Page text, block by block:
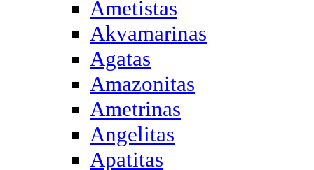
Ametistas
Akvamarinas
Agatas
Amazonitas
Ametrinas
Angelitas
Apatitas